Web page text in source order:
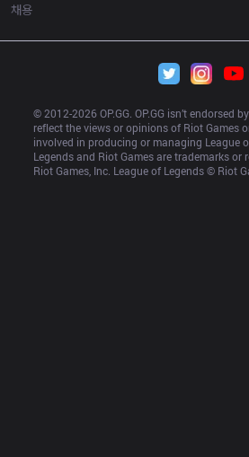
채용
© 2012-2026 OP.GG. OP.GG isn’t endorsed
reflect the views or opinions of Riot Games
involved in producing or managing League
Legends and Riot Games are trademarks or
Riot Games, Inc. League of Legends © Riot